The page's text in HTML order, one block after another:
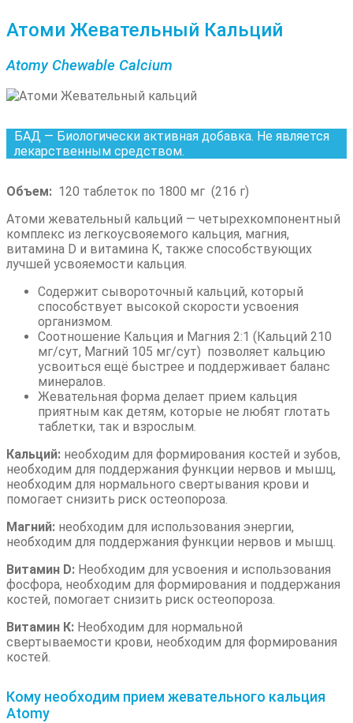
Атоми Жевательный Кальций
Atomy Chewable Calcium
БАД — Биологически активная добавка. Не является
лекарственным средством.
Объем: 120 таблеток по 1800 мг (216 г)
Атоми жевательный кальций — четырехкомпонентный
комплекс из легкоусвояемого кальция, магния,
витамина D и витамина К, также способствующих
лучшей усвояемости кальция.
Содержит сывороточный кальций, который
способствует высокой скорости усвоения
организмом.
Соотношение Кальция и Магния 2:1 (Кальций 210
мг/сут, Магний 105 мг/сут) позволяет кальцию
усвоиться ещё быстрее и поддерживает баланс
минералов.
Жевательная форма делает прием кальция
приятным как детям, которые не любят глотать
таблетки, так и взрослым.
Кальций: необходим для формирования костей и зубов,
необходим для поддержания функции нервов и мышц,
необходим для нормального свертывания крови и
помогает снизить риск остеопороза.
Магний: необходим для использования энергии,
необходим для поддержания функции нервов и мышц.
Витамин D: Необходим для усвоения и использования
фосфора, необходим для формирования и поддержания
костей, помогает снизить риск остеопороза.
Витамин К: Необходим для нормальной
свертываемости крови, необходим для формирования
костей.
Кому необходим прием жевательного кальция
Atomy